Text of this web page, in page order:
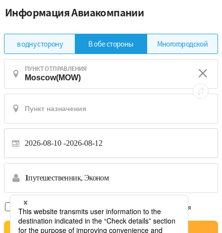
Информация Авиакомпании
в одну сторону В обе стороны Многогородской
ПУНКТ ОТПРАВЛЕНИЯ
2026-08-10 2026-08-12
1путешественник, Эконом
Только рейсы без пересадок *Переводы не принимаются
Pesquisa